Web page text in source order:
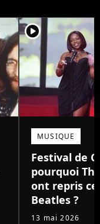
player2
MUSIQUE
Festival de
pourquoi
ont repris
Beatles ?
13 mai 2026